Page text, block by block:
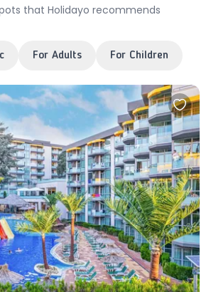
that Holidayo recommends
For Adults For Children